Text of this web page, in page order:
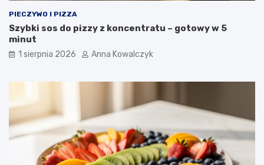
PIECZYWO I PIZZA
Szybki sos do pizzy z koncentratu – gotowy w 5
minut
1 sierpnia 2026 Anna Kowalczyk